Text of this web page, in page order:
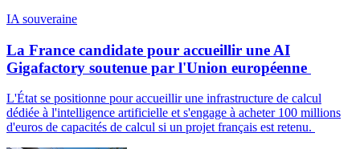
IA souveraine
La France candidate pour accueillir une AI
Gigafactory soutenue par l'Union européenne
L'État se positionne pour accueillir une infrastructure de calcul
dédiée à l'intelligence artificielle et s'engage à acheter 100 millions
d'euros de capacités de calcul si un projet français est retenu.